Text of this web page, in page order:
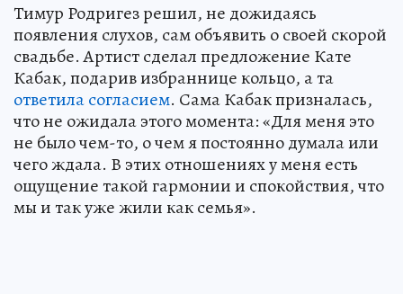
Тимур Родригез решил, не дожидаясь
появления слухов, сам объявить о своей скорой
свадьбе. Артист сделал предложение Кате
Кабак, подарив избраннице кольцо, а та
ответила согласием. Сама Кабак призналась,
что не ожидала этого момента: «Для меня это
не было чем-то, о чем я постоянно думала или
чего ждала. В этих отношениях у меня есть
ощущение такой гармонии и спокойствия, что
мы и так уже жили как семья».